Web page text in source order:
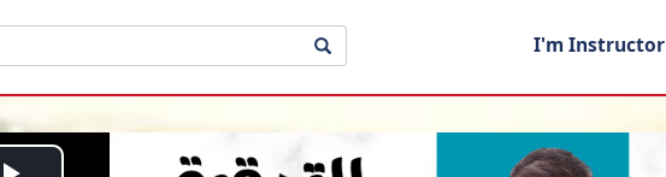
I'm Instructor